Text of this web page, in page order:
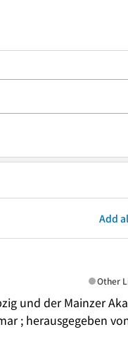
Add
und der Mainzer
; herausgegeben
Other